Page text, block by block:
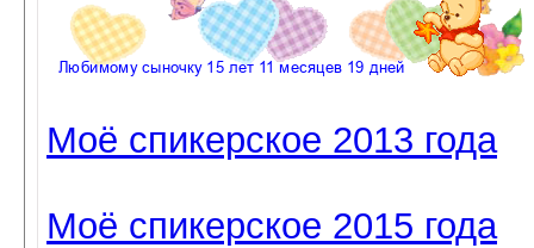
Моё спикерское 2013 года
Моё спикерское 2015 года